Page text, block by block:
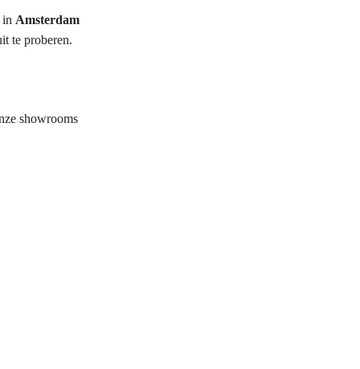
in Amsterdam
te proberen.
showrooms